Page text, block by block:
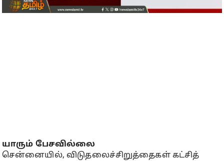
யாரும் பேசவில்லை
சென்னையில், விடுதலைச்சிறுத்தைகள் கட்சித்